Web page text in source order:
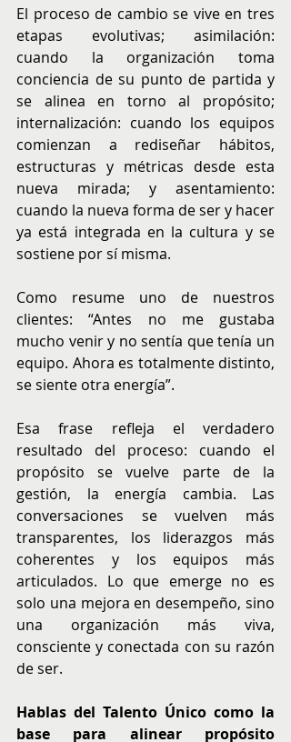
El proceso de cambio se vive en tres
etapas evolutivas; asimilación:
cuando la organización toma
conciencia de su punto de partida y
se alinea en torno al propósito;
internalización: cuando los equipos
comienzan a rediseñar hábitos,
estructuras y métricas desde esta
nueva mirada; y asentamiento:
cuando la nueva forma de ser y hacer
ya está integrada en la cultura y se
sostiene por sí misma.
Como resume uno de nuestros
clientes: “Antes no me gustaba
mucho venir y no sentía que tenía un
equipo. Ahora es totalmente distinto,
se siente otra energía”.
Esa frase refleja el verdadero
resultado del proceso: cuando el
propósito se vuelve parte de la
gestión, la energía cambia. Las
conversaciones se vuelven más
transparentes, los liderazgos más
coherentes y los equipos más
articulados. Lo que emerge no es
solo una mejora en desempeño, sino
una organización más viva,
consciente y conectada con su razón
de ser.
Hablas del Talento Único como la
base para alinear propósito